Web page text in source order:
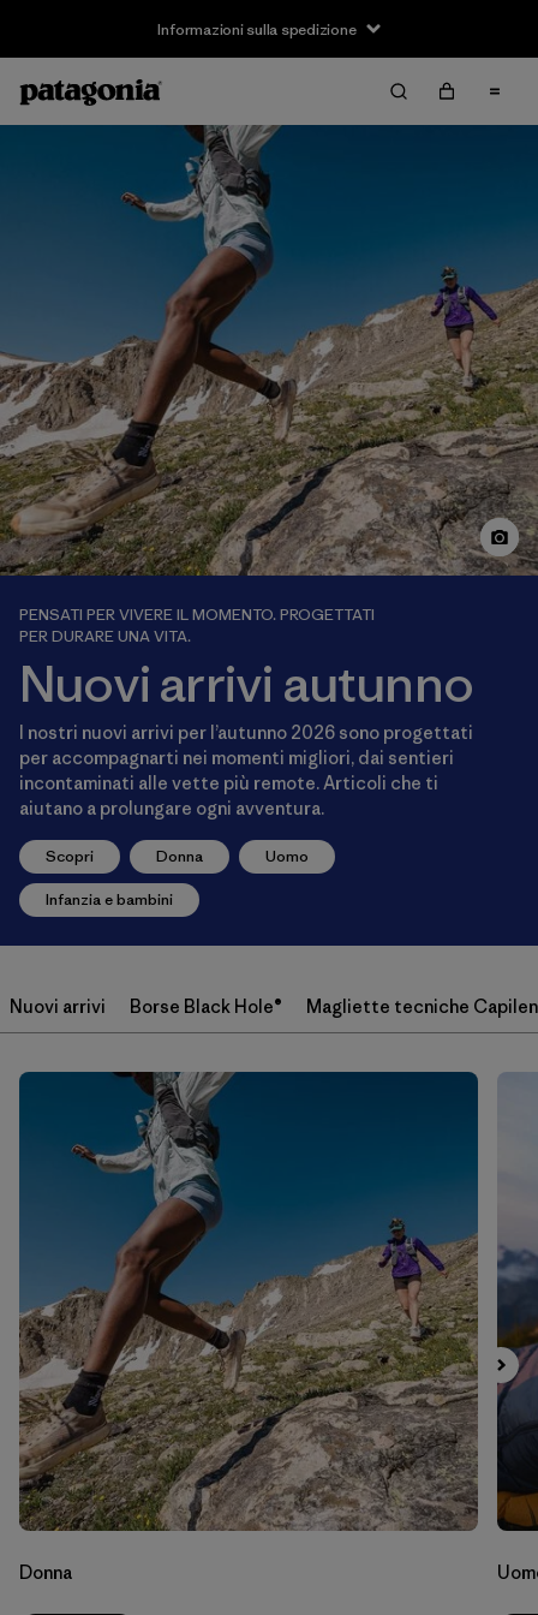
Informazioni sulla spedizione
PENSATI PER VIVERE IL MOMENTO. PROGETTATI
PER DURARE UNA VITA.
Nuovi arrivi autunno
I nostri nuovi arrivi per l’autunno 2026 sono progettati
per accompagnarti nei momenti migliori, dai sentieri
incontaminati alle vette più remote. Articoli che ti
aiutano a prolungare ogni avventura.
Scopri Donna Uomo
Infanzia e bambini
Nuovi arrivi Borse Black Hole® Magliette tecniche
Donna